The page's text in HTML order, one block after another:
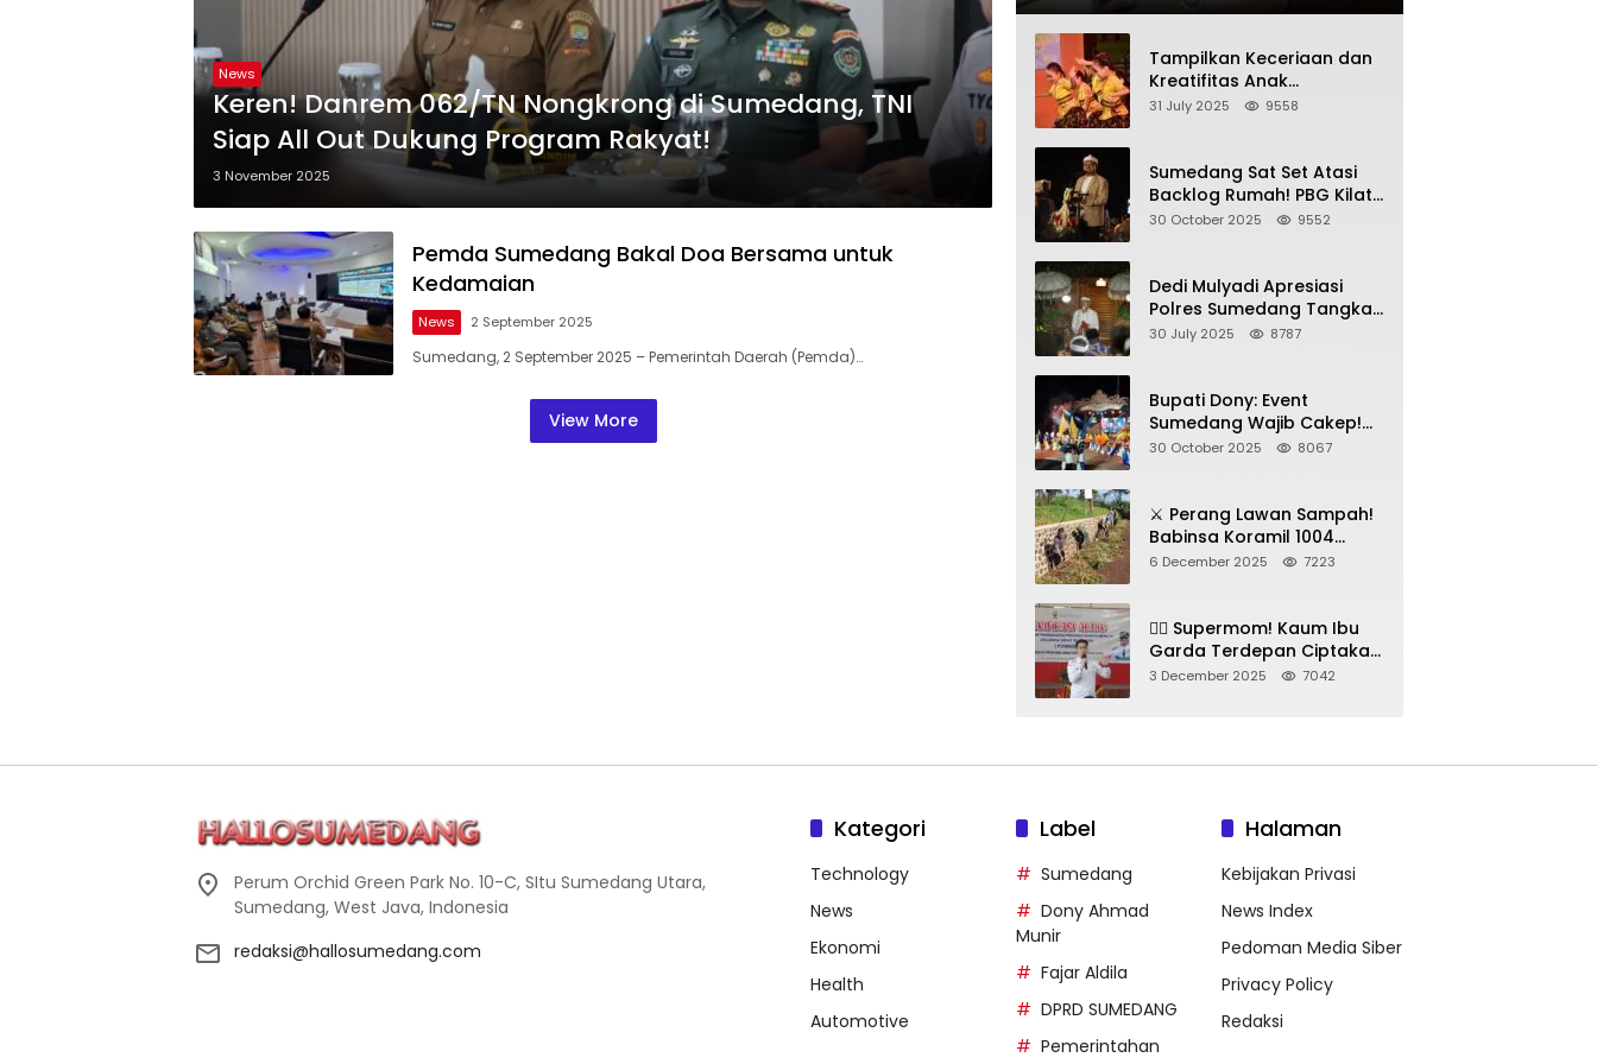
News
Keren! Danrem 062/TN Nongkrong di Sumedang, TNI
Siap All Out Dukung Program Rakyat!
3 November 2025
Pemda Sumedang Bakal Doa Bersama untuk
Kedamaian
News 2 September 2025
Sumedang, 2 September 2025 – Pemerintah Daerah (Pemda)…
View More
Tampilkan Keceriaan dan
Kreatifitas Anak
Sumedang, Gebyar HAN
31 July 2025 9558
Sumedang Sat Set Atasi
Backlog Rumah! PBG Kilat
+ KUR Perumahan Jadi
30 October 2025 9552
Dedi Mulyadi Apresiasi
Polres Sumedang Tangkap
Wartawan Gadungan
30 July 2025 8787
Bupati Dony: Event
Sumedang Wajib Cakep!
Sosialisasi Wajib Nempel
30 October 2025 8067
⚔️ Perang Lawan Sampah!
Babinsa Koramil 1004
Tanjungsari Pimpin Warga
6 December 2025 7223
🦸‍♀️ Supermom! Kaum Ibu
Garda Terdepan Ciptakan
Generasi Unggul di
3 December 2025 7042
Perum Orchid Green Park No. 10-C, SItu Sumedang Utara,
Sumedang, West Java, Indonesia
redaksi@hallosumedang.com
Kategori
Technology
News
Ekonomi
Health
Automotive
Label
Sumedang
Dony Ahmad
Munir
Fajar Aldila
DPRD SUMEDANG
Pemerintahan
Halaman
Kebijakan Privasi
News Index
Pedoman Media Siber
Privacy Policy
Redaksi